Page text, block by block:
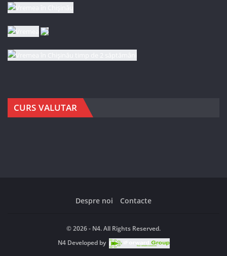
CURS VALUTAR
Despre noi Contacte
© 2026 - N4. All Rights Reserved.
N4Developed by